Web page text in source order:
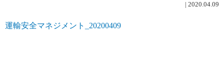
| 2020.04.09
運輸安全マネジメント_20200409